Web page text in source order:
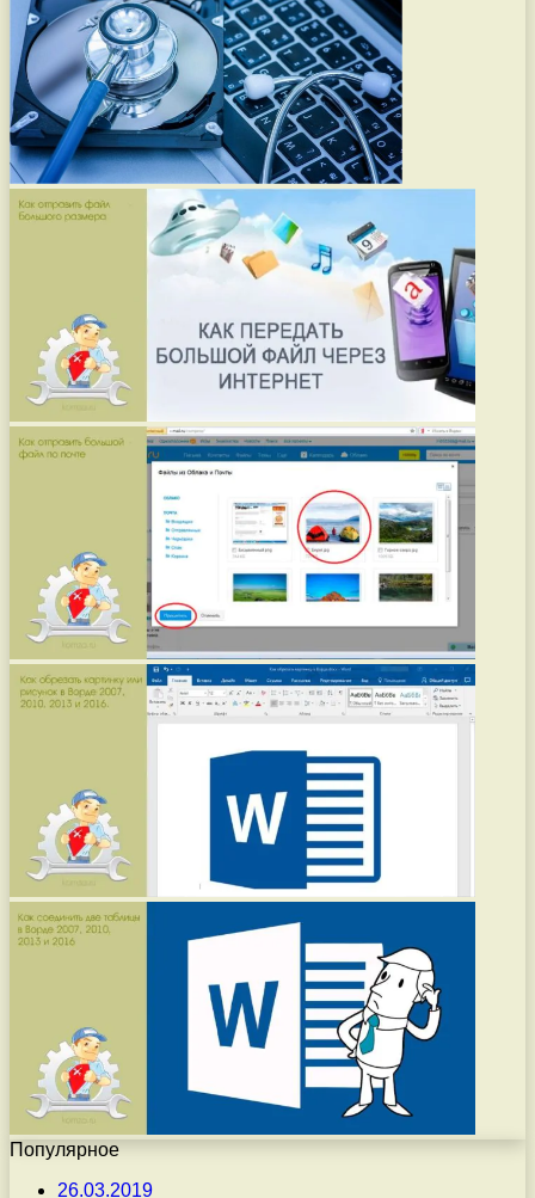
Популярное
26.03.2019